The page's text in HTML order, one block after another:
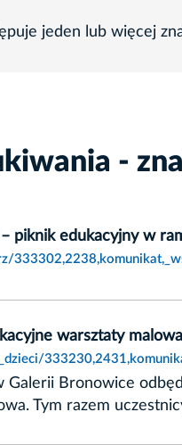
jeden lub więcej
-
piknik edukacyjny w
warsztaty
Galerii Bronowice
Tym razem